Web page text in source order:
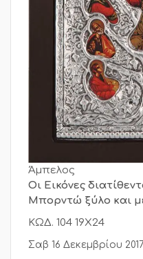
Άμπελος
Οι Εικόνες
Μπορντώ ξύλο και
ΚΩΔ. 104 19Χ24
Σαβ 16 Δεκεμβρίου 2017